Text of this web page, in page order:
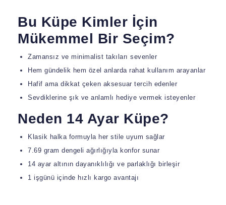
Bu Küpe Kimler İçin
Mükemmel Bir Seçim?
Zamansız ve minimalist takıları sevenler
Hem gündelik hem özel anlarda rahat kullanım arayanlar
Hafif ama dikkat çeken aksesuar tercih edenler
Sevdiklerine şık ve anlamlı hediye vermek isteyenler
Neden 14 Ayar Küpe?
Klasik halka formuyla her stile uyum sağlar
7.69 gram dengeli ağırlığıyla konfor sunar
14 ayar altının dayanıklılığı ve parlaklığı birleşir
1 işgünü içinde hızlı kargo avantajı